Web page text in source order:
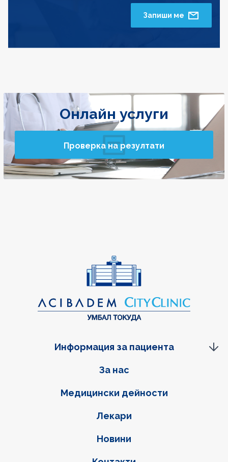
Запиши ме
Онлайн услуги
Проверка на резултати
Фуутер навигация
За нас
Медицински дейности
Лекари
Новини
Информация за пациента